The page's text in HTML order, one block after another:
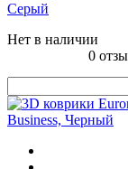
Серый
Нет в наличии
0